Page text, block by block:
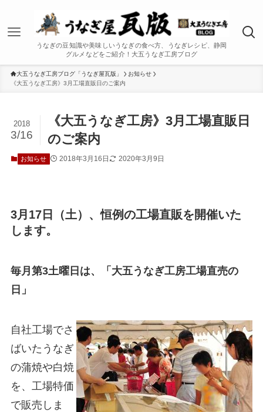
うなぎの豆知識や美味しいうなぎの食べ方、うなぎレシピ、静岡
グルメなどをご紹介！大五うなぎ工房ブログ
大五うなぎ工房ブログ「うなぎ屋瓦版」
お知らせ
《大五うなぎ工房》3月工場直販日のご案内
《大五うなぎ工房》3月工場直販日
のご案内
2018
3/16
お知らせ 2018年3月16日 2020年3月9日
3月17日（土）、恒例の工場直販を開催いた
します。
毎月第3土曜日は、「大五うなぎ工房工場直売の
日」
自社工場でさ
ばいたうなぎ
の蒲焼や白焼
を、工場特価
で販売しま